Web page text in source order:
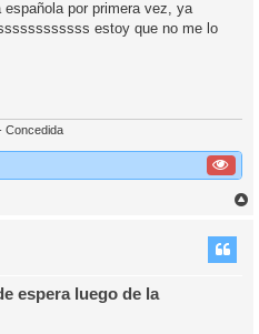
por primera vez, ya
estoy que no me lo
Concedida
espera luego de la